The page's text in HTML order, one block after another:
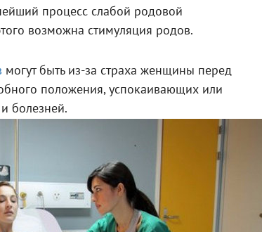
процесс слабой родовой
возможна стимуляция родов.
могут быть из-за страха женщины перед
положения, успокаивающих или
болезней.